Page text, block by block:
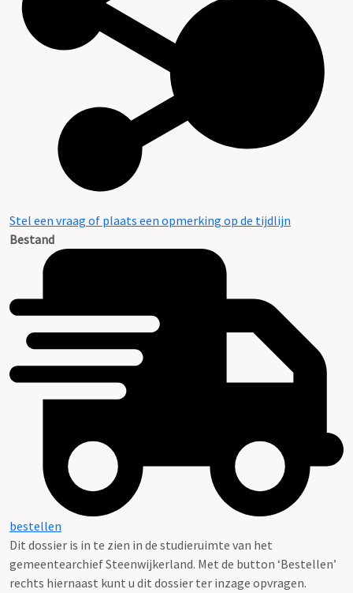
Stel een vraag of plaats een opmerking op de tijdlijn
Bestand
bestellen
Dit dossier is in te zien in de studieruimte van het
gemeentearchief Steenwijkerland. Met de button ‘Bestellen’
rechts hiernaast kunt u dit dossier ter inzage opvragen.